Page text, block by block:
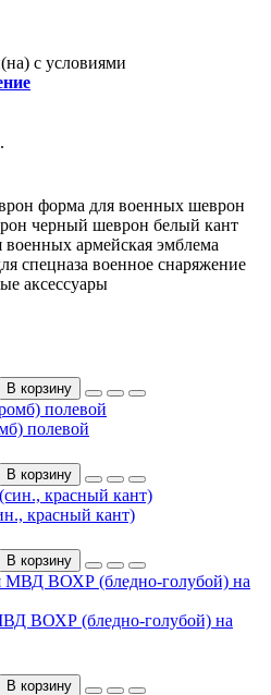
с условиями
форма для военных шеврон
черный шеврон белый кант
военных армейская эмблема
спецназа военное снаряжение
аксессуары
В корзину
полевой
В корзину
красный кант)
В корзину
ВОХР (бледно-голубой) на
В корзину